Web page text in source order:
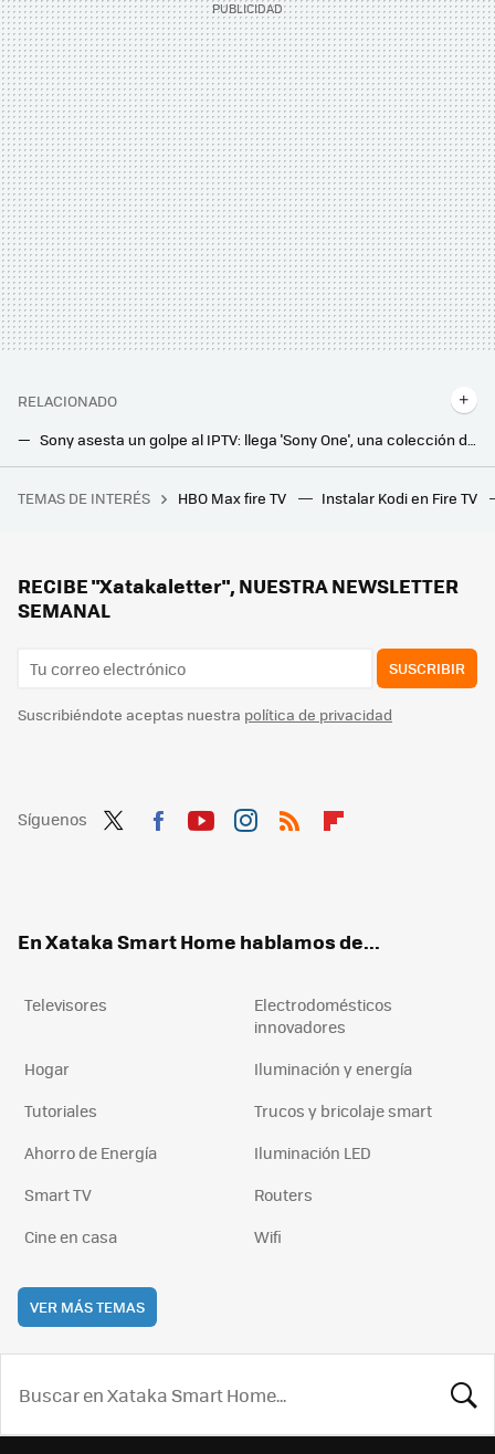
RELACIONADO
A este puerto le da igual si conectas un cable HDMI o DisplayPort. Una pena que muy pocos fabricantes lo usen
La nueva Telefónica quiere reinventar su oferta de contenidos: está valorando pujar por un canal de televisión en abierto
TEMAS DE INTERÉS HBO Max fire TV Instalar Kodi en Fire TV
RECIBE "Xatakaletter", NUESTRA NEWSLETTER
SEMANAL
SUSCRIBIR
Suscribiéndote aceptas nuestra política de privacidad
Síguenos
En Xataka Smart Home hablamos de...
Televisores
Electrodomésticos
innovadores
Hogar
Iluminación y energía
Tutoriales
Trucos y bricolaje smart
Ahorro de Energía
Iluminación LED
Smart TV
Routers
Cine en casa
Wifi
VER MÁS TEMAS